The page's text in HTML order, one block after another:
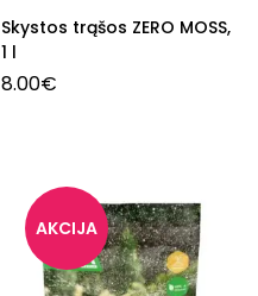
Skystos trąšos ZERO MOSS,
1 l
8.00€